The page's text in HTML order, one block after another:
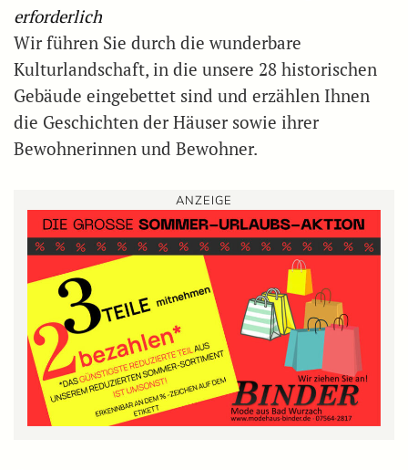
erforderlich
Wir führen Sie durch die wunderbare
Kulturlandschaft, in die unsere 28 historischen
Gebäude eingebettet sind und erzählen Ihnen
die Geschichten der Häuser sowie ihrer
Bewohnerinnen und Bewohner.
ANZEIGE